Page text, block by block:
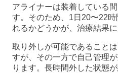
アライナーは装着している
す。そのため、1日20〜22
れるかどうかが、治療結果に
取り外しが可能であること
すが、その一方で自己管理
ります。長時間外した状態